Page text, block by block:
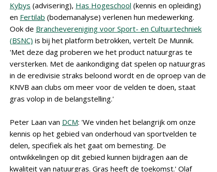
Kybys (advisering), Has Hogeschool (kennis en opleiding)
en Fertilab (bodemanalyse) verlenen hun medewerking.
Ook de Branchevereniging voor Sport- en Cultuurtechniek
(BSNC) is bij het platform betrokken, vertelt De Munnik.
'Met deze dag proberen we het product natuurgras te
versterken. Met de aankondiging dat spelen op natuurgras
in de eredivisie straks beloond wordt en de oproep van de
KNVB aan clubs om meer voor de velden te doen, staat
gras volop in de belangstelling.'
Peter Laan van DCM: 'We vinden het belangrijk om onze
kennis op het gebied van onderhoud van sportvelden te
delen, specifiek als het gaat om bemesting. De
ontwikkelingen op dit gebied kunnen bijdragen aan de
kwaliteit van natuurgras. Gras heeft de toekomst.' Olaf